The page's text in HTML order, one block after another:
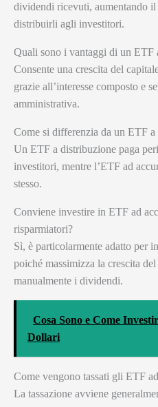
dividendi ricevuti, aumentando il
distribuirli agli investitori.
Quali sono i vantaggi di un ETF
Consente una crescita del
grazie all’interesse composto e
amministrativa.
Come si differenzia da un ETF
Un ETF a distribuzione paga
investitori, mentre l’ETF ad
stesso.
Conviene investire in ETF ad
risparmiatori?
Sì, è particolarmente adatto per
poiché massimizza la crescita
manualmente i dividendi.
Cosa Sono e Come
Dollari
Come vengono tassati gli ETF
La tassazione avviene